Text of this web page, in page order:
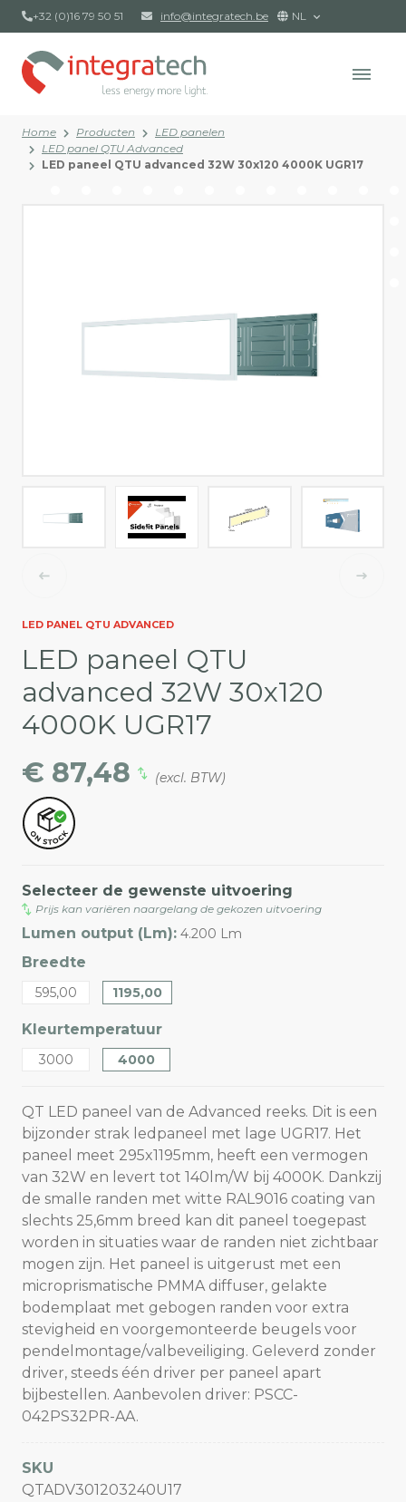
+32 (0)16 79 50 51 info@integratech.be NL
Home Producten
LED panelen
LED panel QTU Advanced
LED paneel QTU advanced 32W 30x120 4000K UGR17
LED PANEL QTU ADVANCED
LED paneel QTU
advanced 32W 30x120
4000K UGR17
€ 87,48
(excl. BTW)
Selecteer de gewenste uitvoering
Prijs kan variëren naargelang de gekozen uitvoering
Lumen output (Lm): 4.200 Lm
Breedte
595,00 1195,00
Kleurtemperatuur
3000 4000
QT LED paneel van de Advanced reeks. Dit is een
bijzonder strak ledpaneel met lage UGR17. Het
paneel meet 295x1195mm, heeft een vermogen
van 32W en levert tot 140lm/W bij 4000K. Dankzij
de smalle randen met witte RAL9016 coating van
slechts 25,6mm breed kan dit paneel toegepast
worden in situaties waar de randen niet zichtbaar
mogen zijn. Het paneel is uitgerust met een
microprismatische PMMA diffuser, gelakte
bodemplaat met gebogen randen voor extra
stevigheid en voorgemonteerde beugels voor
pendelmontage/valbeveiliging. Geleverd zonder
driver, steeds één driver per paneel apart
bijbestellen. Aanbevolen driver: PSCC-
042PS32PR-AA.
SKU
QTADV301203240U17